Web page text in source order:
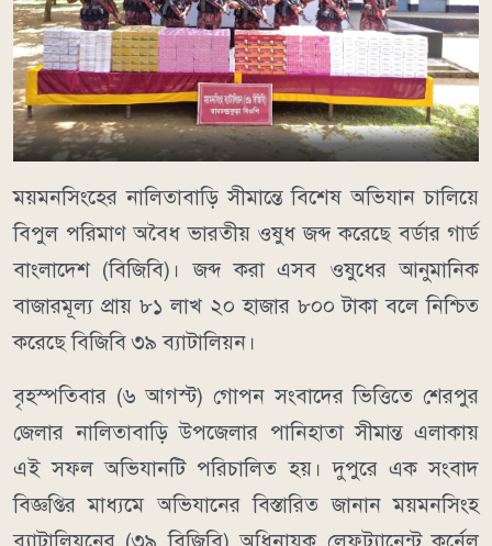
ময়মনসিংহের নালিতাবাড়ি সীমান্তে বিশেষ অভিযান চালিয়ে
বিপুল পরিমাণ অবৈধ ভারতীয় ওষুধ জব্দ করেছে বর্ডার গার্ড
বাংলাদেশ (বিজিবি)। জব্দ করা এসব ওষুধের আনুমানিক
বাজারমূল্য প্রায় ৮১ লাখ ২০ হাজার ৮০০ টাকা বলে নিশ্চিত
করেছে বিজিবি ৩৯ ব্যাটালিয়ন।
বৃহস্পতিবার (৬ আগস্ট) গোপন সংবাদের ভিত্তিতে শেরপুর
জেলার নালিতাবাড়ি উপজেলার পানিহাতা সীমান্ত এলাকায়
এই সফল অভিযানটি পরিচালিত হয়। দুপুরে এক সংবাদ
বিজ্ঞপ্তির মাধ্যমে অভিযানের বিস্তারিত জানান ময়মনসিংহ